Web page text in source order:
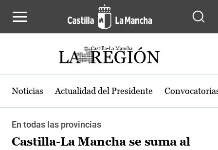
Noticias Actualidad del Presidente
En todas las provincias
Castilla-La Mancha se suma al